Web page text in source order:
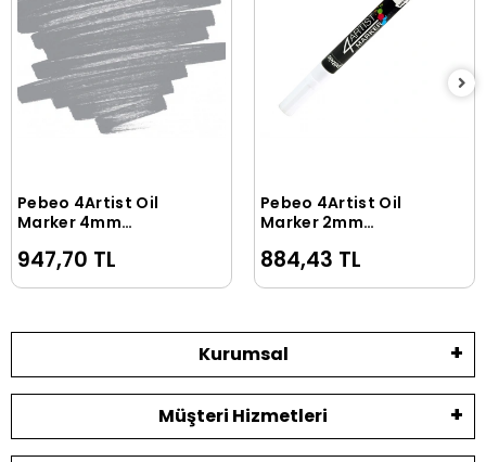
Sepete Ekle
Pebeo 4Artist Oil
Marker 4mm
947,70 TL
Sepete Ekle
Pebeo 4Artist Oil
Marker 2mm
884,43 TL
Kurumsal
Müşteri Hizmetleri